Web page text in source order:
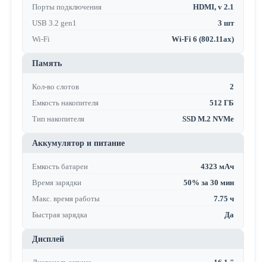
Порты подключения
HDMI, v 2.1
USB 3.2 gen1
3 шт
Wi-Fi
Wi-Fi 6 (802.11ax)
Память
Кол-во слотов
2
Емкость накопителя
512 ГБ
Тип накопителя
SSD M.2 NVMe
Аккумулятор и питание
Емкость батареи
4323 мАч
Время зарядки
50% за 30 мин
Макс. время работы
7.75 ч
Быстрая зарядка
Да
Дисплей